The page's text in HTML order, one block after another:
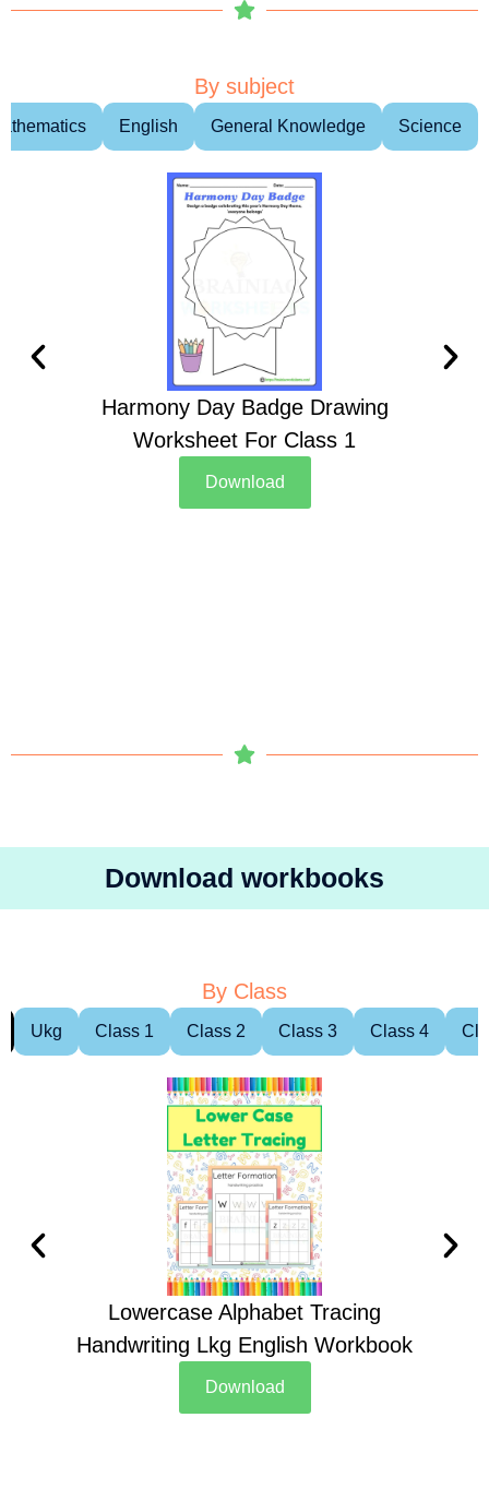
By subject
English General Knowledge Science
Harmony Day Badge Drawing
Worksheet For Class 1
Download
Download workbooks
By Class
Ukg Class 1 Class 2 Class 3 Class 4
Lowercase Alphabet Tracing
Handwriting Lkg English Workbook
Download